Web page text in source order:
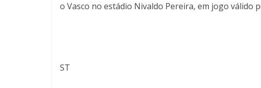
o Vasco no estádio Nivaldo Pereira, em jogo válido
ST